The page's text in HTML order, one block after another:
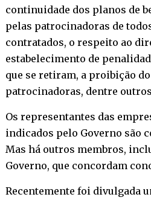
continuidade dos planos de
pelas patrocinadoras de
contratados, o respeito ao
estabelecimento de
que se retiram, a proibição
patrocinadoras, dentre
Os representantes das
indicados pelo Governo são
Mas há outros membros,
Governo, que concordam
Recentemente foi divulgada